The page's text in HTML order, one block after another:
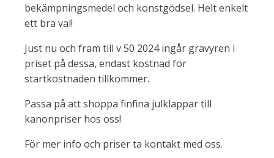
bekämpningsmedel och konstgödsel. Helt enkelt
ett bra val!
Just nu och fram till v 50 2024 ingår gravyren i
priset på dessa, endast kostnad för
startkostnaden tillkommer.
Passa på att shoppa finfina julklappar till
kanonpriser hos oss!
För mer info och priser ta kontakt med oss.